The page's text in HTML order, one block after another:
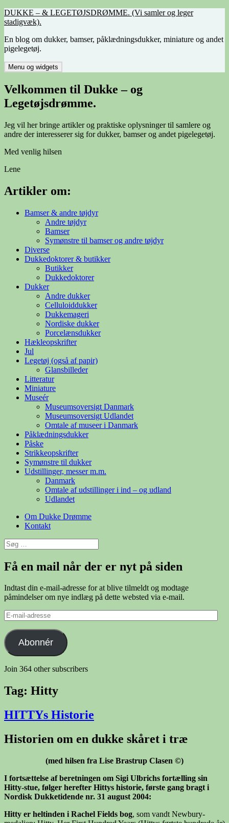
Hop
til
DUKKE – & LEGETØJSDRØMME. (Vi samler og leger
stadigvæk).
En blog om dukker, bamser, påklædningsdukker, miniature og andet
pigelegetøj.
Menu og widgets
Velkommen til Dukke – og
Legetøjsdrømme.
Jeg vil her bringe artikler og praktiske oplysninger til samlere og
andre der interesserer sig for dukker, bamser og andet pigelegetøj.
Med venlig hilsen
Lene
Artikler om:
Bamser & andre tøjdyr
Andre tøjdyr
Bamser
Symønstre til bamser og andre tøjdyr
Diverse
Dukkedoktorer & butikker
Butikker
Dukkedoktorer
Dukker
Andre dukker
Celluloiddukker
Dukkemageri
Nordiske dukker
Porcelænsdukker
Hækleopskrifter
Jul
Legetøj (også af papir)
Glansbilleder
Litteratur
Miniature
Museér
Museumsoversigt Danmark
Museumsoversigt Udlandet
Omtale af museer i Danmark
Påklædningsdukker
Påske
Strikkeopskrifter
Symønstre til dukker
Udstillinger, messer m.m.
Danmark
Omtale af udstillinger i ind – og udland
Udlandet
Om Dukke Drømme
Kontakt
Søg
efter:
Få en mail når der er nyt på siden
Indtast din e-mail-adresse for at blive tilmeldt og modtage
påmindelser om nye indlæg på dette websted via e-mail.
E-
mail-
adresse
Abonnér
Join 364 other subscribers
Tag: Hitty
HITTYs Historie
Historien om en dukke skåret i træ
(med hilsen fra Lise Brastrup Clasen ©)
I fortsættelse af beretningen om Sigi Ulbrichs fortælling sin
Hitty-stue, følger herefter Hittys historie, første gang bragt i
Nordisk Dukketidende nr. 31 august 2004:
Hitty er heltinden i Rachel Fields bog, som vandt Newbury-